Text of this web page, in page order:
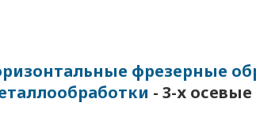
фрезерные
- 3-х